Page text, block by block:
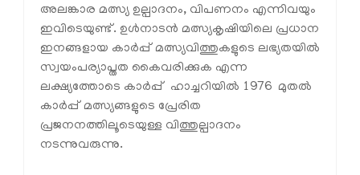
അലങ്കാര മത്സ്യ ഉല്പാദനം, വിപണനം എന്നിവയും
ഇവിടെയുണ്ട്. ഉള്‍നാടന്‍ മത്സ്യകൃഷിയിലെ പ്രധാന
ഇനങ്ങളായ കാര്‍പ്പ് മത്സ്യവിത്തുകളുടെ ലഭ്യതയില്‍
സ്വയംപര്യാപ്തത കൈവരിക്കുക എന്ന
ലക്ഷ്യത്തോടെ കാര്‍പ്പ് ഹാച്ചറിയില്‍ 1976 മുതല്‍
കാര്‍പ്പ് മത്സ്യങ്ങളുടെ പ്രേരിത
പ്രജനനത്തിലൂടെയുള്ള വിത്തുല്പാദനം
നടന്നുവരുന്നു.